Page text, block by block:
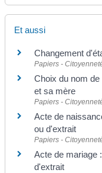
Et aussi
Changement
Papiers -
Choix du nom
et sa mère
Papiers -
Acte de
ou d'extrait
Papiers -
Acte de mariage
d'extrait